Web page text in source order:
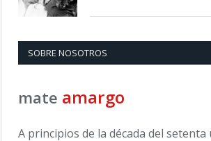
SOBRE NOSOTROS
mate amargo
A principios de la década del